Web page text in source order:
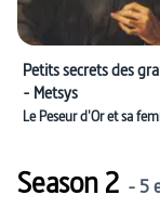
Petits secrets des
- Metsys
Le Peseur d'Or et sa
Season 2 - 5